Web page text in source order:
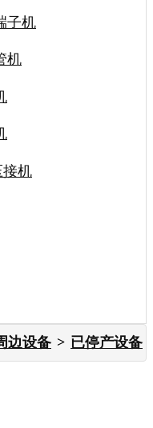
子机
机
接机
边设备 已停产设备